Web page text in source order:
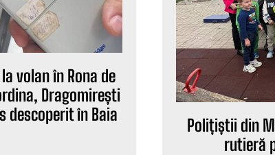
volan în Rona de
Dragomirești
descoperit în Baia
Polițiștii din
rutieră